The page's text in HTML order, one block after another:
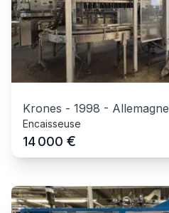
Krones - 1998 - Allemagne
Encaisseuse
14 000 €